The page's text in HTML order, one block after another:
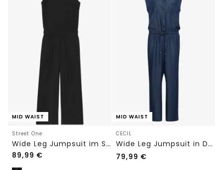
MID WAIST
Street One
Wide Leg Jumpsuit im Strukturmix
89,99 €
MID WAIST
CECIL
Wide Leg Jumpsuit in Denim-Optik
79,99 €